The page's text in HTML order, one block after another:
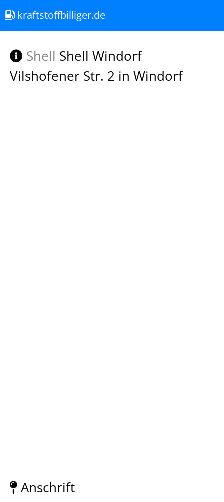
kraftstoffbilliger.de
Shell Shell Windorf
Vilshofener Str. 2 in Windorf
Anschrift